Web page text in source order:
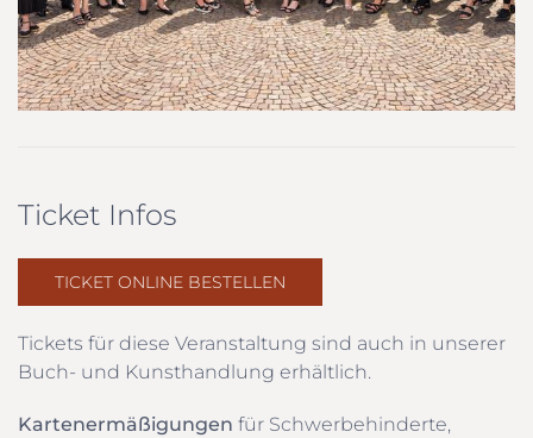
Ticket Infos
TICKET ONLINE BESTELLEN
Tickets für diese Veranstaltung sind auch in unserer
Buch- und Kunsthandlung erhältlich.
Kartenermäßigungen für Schwerbehinderte,